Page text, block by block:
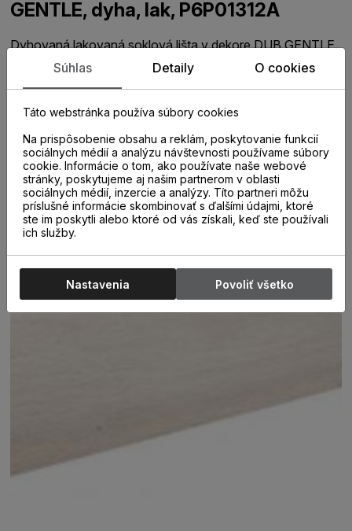
GENTLE, dyha, lak, P6P01312A
Dyhovaná lakovaná soklová lišta v dekore DUB GENTLE.
Prírodná podlahová lišta o dĺžke 2200 mm je určená k
plynulému prechodu medzi podlahou a stenou.
Rozmery:
hrúbka 15,5 mm
výška 60 mm
dĺžka 2200 mm
Súhlas Detaily O cookies
Táto webstránka používa súbory cookies
Na prispôsobenie obsahu a reklám, poskytovanie funkcií
sociálnych médií a analýzu návštevnosti používame súbory
cookie. Informácie o tom, ako používate naše webové
stránky, poskytujeme aj našim partnerom v oblasti
sociálnych médií, inzercie a analýzy. Títo partneri môžu
príslušné informácie skombinovať s ďalšími údajmi, ktoré
ste im poskytli alebo ktoré od vás získali, keď ste používali
ich služby.
Nastavenia Povoliť všetko